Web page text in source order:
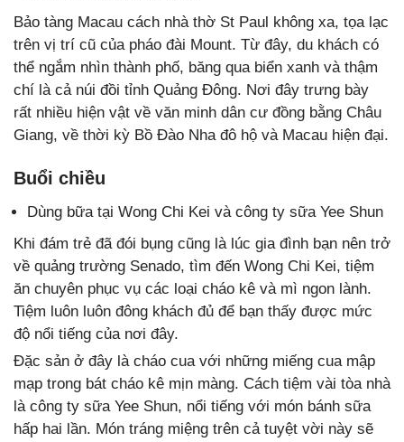
Bảo tàng Macau cách nhà thờ St Paul không xa, tọa lạc
trên vị trí cũ của pháo đài Mount. Từ đây, du khách có
thể ngắm nhìn thành phố, băng qua biển xanh và thậm
chí là cả núi đồi tỉnh Quảng Đông. Nơi đây trưng bày
rất nhiều hiện vật về văn minh dân cư đồng bằng Châu
Giang, về thời kỳ Bồ Đào Nha đô hộ và Macau hiện đại.
Buổi chiều
Dùng bữa tại Wong Chi Kei và công ty sữa Yee Shun
Khi đám trẻ đã đói bụng cũng là lúc gia đình bạn nên trở
về quảng trường Senado, tìm đến Wong Chi Kei, tiệm
ăn chuyên phục vụ các loại cháo kê và mì ngon lành.
Tiệm luôn luôn đông khách đủ để bạn thấy được mức
độ nổi tiếng của nơi đây.
Đặc sản ở đây là cháo cua với những miếng cua mập
mạp trong bát cháo kê mịn màng. Cách tiệm vài tòa nhà
là công ty sữa Yee Shun, nổi tiếng với món bánh sữa
hấp hai lần. Món tráng miệng trên cả tuyệt vời này sẽ